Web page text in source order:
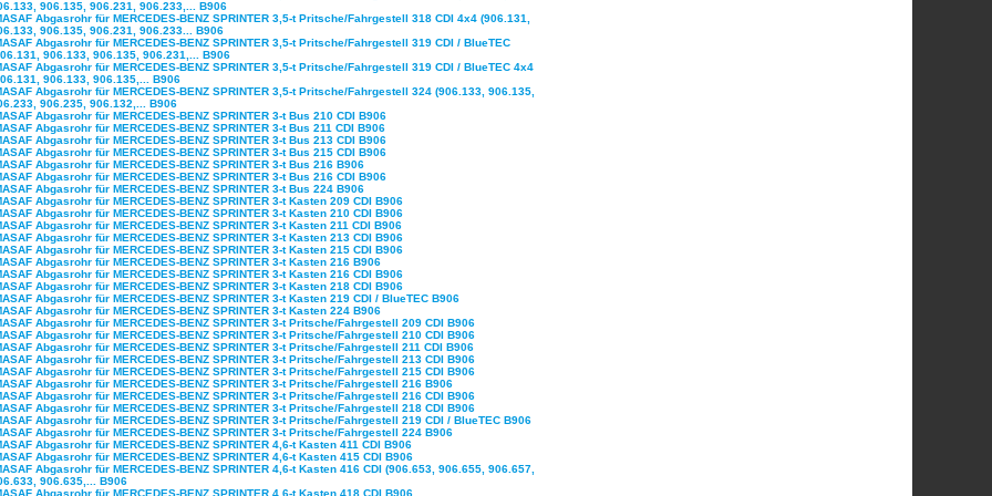
906.135, 906.231, 906.233,... B906
Abgasrohr für MERCEDES-BENZ SPRINTER 3,5-t Pritsche/Fahrgestell 318 CDI 4x4 (906.131,
906.135, 906.231, 906.233... B906
Abgasrohr für MERCEDES-BENZ SPRINTER 3,5-t Pritsche/Fahrgestell 319 CDI / BlueTEC
906.133, 906.135, 906.231,... B906
Abgasrohr für MERCEDES-BENZ SPRINTER 3,5-t Pritsche/Fahrgestell 319 CDI / BlueTEC 4x4
906.133, 906.135,... B906
Abgasrohr für MERCEDES-BENZ SPRINTER 3,5-t Pritsche/Fahrgestell 324 (906.133, 906.135,
906.235, 906.132,... B906
Abgasrohr für MERCEDES-BENZ SPRINTER 3-t Bus 210 CDI B906
Abgasrohr für MERCEDES-BENZ SPRINTER 3-t Bus 211 CDI B906
Abgasrohr für MERCEDES-BENZ SPRINTER 3-t Bus 213 CDI B906
Abgasrohr für MERCEDES-BENZ SPRINTER 3-t Bus 215 CDI B906
Abgasrohr für MERCEDES-BENZ SPRINTER 3-t Bus 216 B906
Abgasrohr für MERCEDES-BENZ SPRINTER 3-t Bus 216 CDI B906
Abgasrohr für MERCEDES-BENZ SPRINTER 3-t Bus 224 B906
Abgasrohr für MERCEDES-BENZ SPRINTER 3-t Kasten 209 CDI B906
Abgasrohr für MERCEDES-BENZ SPRINTER 3-t Kasten 210 CDI B906
Abgasrohr für MERCEDES-BENZ SPRINTER 3-t Kasten 211 CDI B906
Abgasrohr für MERCEDES-BENZ SPRINTER 3-t Kasten 213 CDI B906
Abgasrohr für MERCEDES-BENZ SPRINTER 3-t Kasten 215 CDI B906
Abgasrohr für MERCEDES-BENZ SPRINTER 3-t Kasten 216 B906
Abgasrohr für MERCEDES-BENZ SPRINTER 3-t Kasten 216 CDI B906
Abgasrohr für MERCEDES-BENZ SPRINTER 3-t Kasten 218 CDI B906
Abgasrohr für MERCEDES-BENZ SPRINTER 3-t Kasten 219 CDI / BlueTEC B906
Abgasrohr für MERCEDES-BENZ SPRINTER 3-t Kasten 224 B906
Abgasrohr für MERCEDES-BENZ SPRINTER 3-t Pritsche/Fahrgestell 209 CDI B906
Abgasrohr für MERCEDES-BENZ SPRINTER 3-t Pritsche/Fahrgestell 210 CDI B906
Abgasrohr für MERCEDES-BENZ SPRINTER 3-t Pritsche/Fahrgestell 211 CDI B906
Abgasrohr für MERCEDES-BENZ SPRINTER 3-t Pritsche/Fahrgestell 213 CDI B906
Abgasrohr für MERCEDES-BENZ SPRINTER 3-t Pritsche/Fahrgestell 215 CDI B906
Abgasrohr für MERCEDES-BENZ SPRINTER 3-t Pritsche/Fahrgestell 216 B906
Abgasrohr für MERCEDES-BENZ SPRINTER 3-t Pritsche/Fahrgestell 216 CDI B906
Abgasrohr für MERCEDES-BENZ SPRINTER 3-t Pritsche/Fahrgestell 218 CDI B906
Abgasrohr für MERCEDES-BENZ SPRINTER 3-t Pritsche/Fahrgestell 219 CDI / BlueTEC B906
Abgasrohr für MERCEDES-BENZ SPRINTER 3-t Pritsche/Fahrgestell 224 B906
Abgasrohr für MERCEDES-BENZ SPRINTER 4,6-t Kasten 411 CDI B906
Abgasrohr für MERCEDES-BENZ SPRINTER 4,6-t Kasten 415 CDI B906
Abgasrohr für MERCEDES-BENZ SPRINTER 4,6-t Kasten 416 CDI (906.653, 906.655, 906.657,
906.635,... B906
Abgasrohr für MERCEDES-BENZ SPRINTER 4,6-t Kasten 418 CDI B906